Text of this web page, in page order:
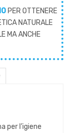
PER OTTENERE
NATURALE
MA ANCHE
per l’igiene